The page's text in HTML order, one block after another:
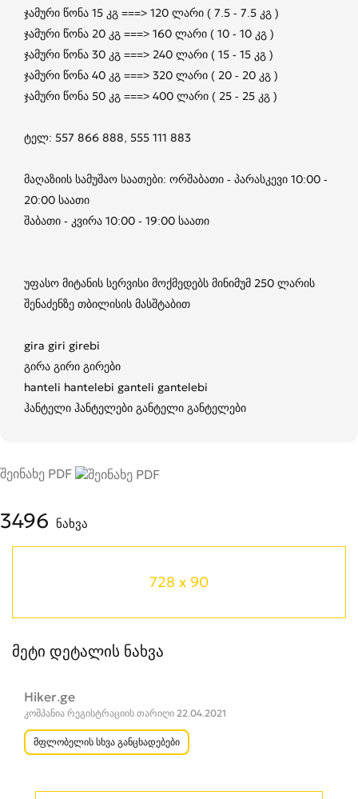
ჯამური წონა 15 კგ ===> 120 ლარი ( 7.5 - 7.5 კგ )
ჯამური წონა 20 კგ ===> 160 ლარი ( 10 - 10 კგ )
ჯამური წონა 30 კგ ===> 240 ლარი ( 15 - 15 კგ )
ჯამური წონა 40 კგ ===> 320 ლარი ( 20 - 20 კგ )
ჯამური წონა 50 კგ ===> 400 ლარი ( 25 - 25 კგ )
ტელ: 557 866 888, 555 111 883
მაღაზიის სამუშაო საათები: ორშაბათი - პარასკევი 10:00 -
20:00 საათი
შაბათი - კვირა 10:00 - 19:00 საათი
უფასო მიტანის სერვისი მოქმედებს მინიმუმ 250 ლარის
შენაძენზე თბილისის მასშტაბით
gira giri girebi
გირა გირი გირები
hanteli hantelebi ganteli gantelebi
ჰანტელი ჰანტელები განტელი განტელები
შეინახე PDF
3496 ნახვა
728 x 90
მეტი დეტალის ნახვა
Hiker.ge
კომპანია რეგისტრაციის თარიღი 22.04.2021
მფლობელის სხვა განცხადებები